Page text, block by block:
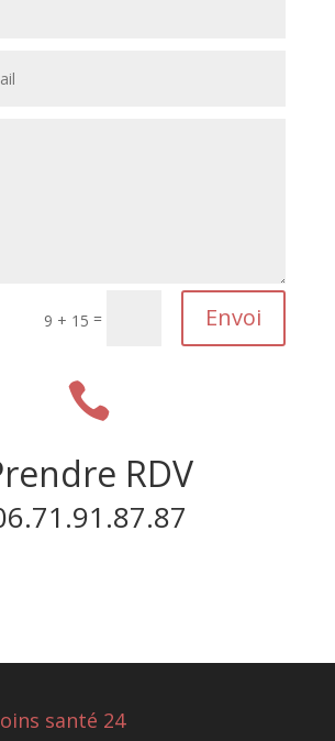
9 + 15 = Envoi

RDV
santé 24